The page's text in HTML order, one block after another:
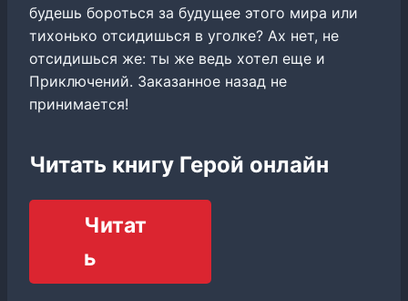
будешь бороться за будущее этого мира или
тихонько отсидишься в уголке? Ах нет, не
отсидишься же: ты же ведь хотел еще и
Приключений. Заказанное назад не
принимается!
Читать книгу Герой онлайн
Читат
ь